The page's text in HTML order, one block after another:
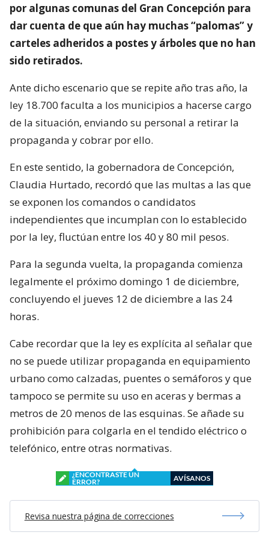
por algunas comunas del Gran Concepción para
dar cuenta de que aún hay muchas “palomas” y
carteles adheridos a postes y árboles que no han
sido retirados.
Ante dicho escenario que se repite año tras año, la
ley 18.700 faculta a los municipios a hacerse cargo
de la situación, enviando su personal a retirar la
propaganda y cobrar por ello.
En este sentido, la gobernadora de Concepción,
Claudia Hurtado, recordó que las multas a las que
se exponen los comandos o candidatos
independientes que incumplan con lo establecido
por la ley, fluctúan entre los 40 y 80 mil pesos.
Para la segunda vuelta, la propaganda comienza
legalmente el próximo domingo 1 de diciembre,
concluyendo el jueves 12 de diciembre a las 24
horas.
Cabe recordar que la ley es explícita al señalar que
no se puede utilizar propaganda en equipamiento
urbano como calzadas, puentes o semáforos y que
tampoco se permite su uso en aceras y bermas a
metros de 20 menos de las esquinas. Se añade su
prohibición para colgarla en el tendido eléctrico o
telefónico, entre otras normativas.
¿ENCONTRASTE UN
ERROR?
AVÍSANOS
Revisa nuestra página de correcciones